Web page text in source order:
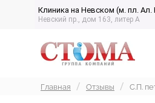
Клиника на Невском (м. пл. Ал.
Невский пр., дом 163, литер А
Главная Отзывы С.П.